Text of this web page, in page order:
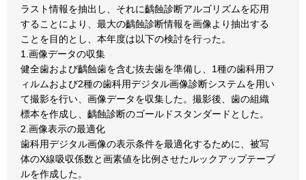
ラスト情報を抽出し、それに齲蝕診断アルゴリズムを応用
することにより、最大の齲蝕診断情報を画像より抽出する
ことを目的とし、本年度は以下の検討を行った。
1.画像データの収集
健全歯および齲蝕歯を含む抜去歯を準備し、1種の歯科用フ
ィルムおよび2種の歯科用デジタル画像診断システムを用い
て撮影を行い、画像データを収集した。撮影後、歯の組織
標本を作成し、齲蝕診断のゴールドスタンダードとした。
2.画像表示の最適化
歯科用デジタル画像の表示条件を最適化するために、被写
体のX線吸収係数と画素値を比例させたルックアップテーブ
ルを作成した。